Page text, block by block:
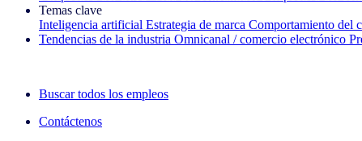
Temas clave
Inteligencia artificial Estrategia de marca Comportamiento del
Tendencias de la industria Omnicanal / comercio electrónico
Buscar todos los empleos
Contáctenos